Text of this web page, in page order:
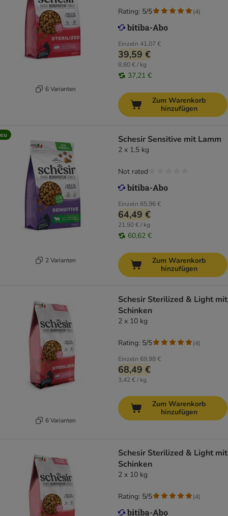
6 Varianten
Einzeln 41,07 €
39,59 €
8,80 € / kg
37,21 €
Rating: 5/5 (4)
Zum Warenkorb
hinzufügen
2 Varianten
Schesir Sensitive mit Lamm
2 x 1,5 kg
Einzeln 65,96 €
64,49 €
21,50 € / kg
60,62 €
Not rated
Zum Warenkorb
hinzufügen
6 Varianten
Schesir Sterilized & Light mit
Schinken
2 x 10 kg
Einzeln 69,98 €
68,49 €
3,42 € / kg
Rating: 5/5 (4)
Zum Warenkorb
hinzufügen
Schesir Sterilized & Light mit
Schinken
2 x 10 kg
Rating: 5/5 (4)